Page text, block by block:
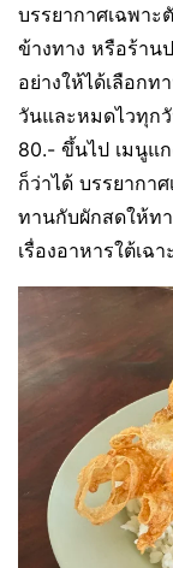
บรรยากาศเฉพา
ข้างทาง หรือร้าน
อย่างให้ได้เลือก
วันและหมดไวทุก
80.- ขึ้นไป เมนูแก
ก็ว่าได้ บรรยากา
ทานกับผักสดให้ทา
เรื่องอาหารใต้เฉ